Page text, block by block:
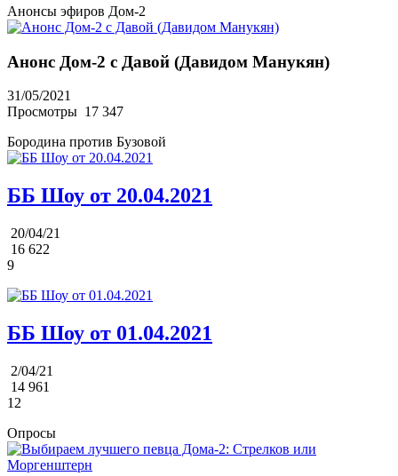
Анонсы эфиров Дом-2
Анонс Дом-2 с Давой (Давидом Манукян)
31/05/2021
Просмотры 17 347
Бородина против Бузовой
ББ Шоу от 20.04.2021
20/04/21
16 622
9
ББ Шоу от 01.04.2021
2/04/21
14 961
12
Опросы